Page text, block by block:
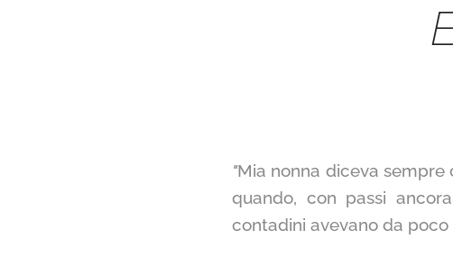
"Mia nonna diceva
quando, con passi
contadini avevano da poco